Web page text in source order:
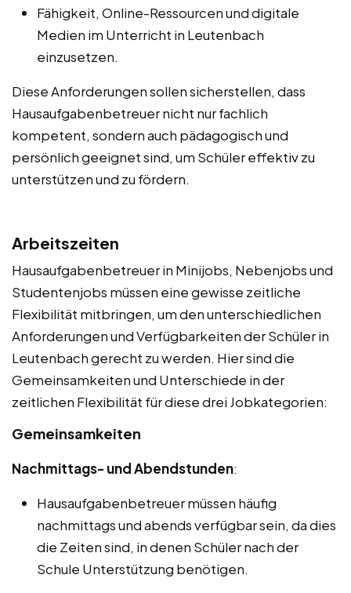
Fähigkeit, Online-Ressourcen und digitale
Medien im Unterricht in Leutenbach
einzusetzen.
Diese Anforderungen sollen sicherstellen, dass
Hausaufgabenbetreuer nicht nur fachlich
kompetent, sondern auch pädagogisch und
persönlich geeignet sind, um Schüler effektiv zu
unterstützen und zu fördern.
Arbeitszeiten
Hausaufgabenbetreuer in Minijobs, Nebenjobs und
Studentenjobs müssen eine gewisse zeitliche
Flexibilität mitbringen, um den unterschiedlichen
Anforderungen und Verfügbarkeiten der Schüler in
Leutenbach gerecht zu werden. Hier sind die
Gemeinsamkeiten und Unterschiede in der
zeitlichen Flexibilität für diese drei Jobkategorien:
Gemeinsamkeiten
Nachmittags- und Abendstunden:
Hausaufgabenbetreuer müssen häufig
nachmittags und abends verfügbar sein, da dies
die Zeiten sind, in denen Schüler nach der
Schule Unterstützung benötigen.